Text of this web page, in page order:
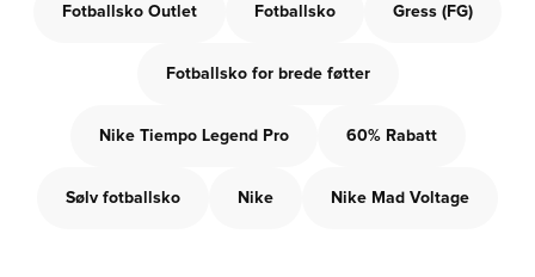
Fotballsko Outlet Fotballsko Gress (FG)
Fotballsko for brede føtter
Nike Tiempo Legend Pro 60% Rabatt
Sølv fotballsko Nike Nike Mad Voltage